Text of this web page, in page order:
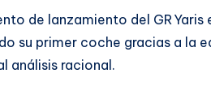
de lanzamiento del GR Yaris
su primer coche gracias a la
análisis racional.